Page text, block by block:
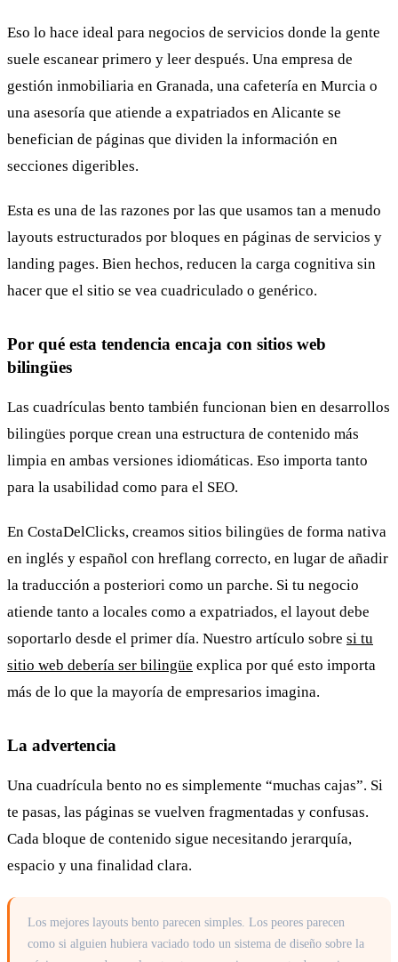
Eso lo hace ideal para negocios de servicios donde la gente
suele escanear primero y leer después. Una empresa de
gestión inmobiliaria en Granada, una cafetería en Murcia o
una asesoría que atiende a expatriados en Alicante se
benefician de páginas que dividen la información en
secciones digeribles.
Esta es una de las razones por las que usamos tan a menudo
layouts estructurados por bloques en páginas de servicios y
landing pages. Bien hechos, reducen la carga cognitiva sin
hacer que el sitio se vea cuadriculado o genérico.
Por qué esta tendencia encaja con sitios web
bilingües
Las cuadrículas bento también funcionan bien en desarrollos
bilingües porque crean una estructura de contenido más
limpia en ambas versiones idiomáticas. Eso importa tanto
para la usabilidad como para el SEO.
En CostaDelClicks, creamos sitios bilingües de forma nativa
en inglés y español con hreflang correcto, en lugar de añadir
la traducción a posteriori como un parche. Si tu negocio
atiende tanto a locales como a expatriados, el layout debe
soportarlo desde el primer día. Nuestro artículo sobre si tu
sitio web debería ser bilingüe explica por qué esto importa
más de lo que la mayoría de empresarios imagina.
La advertencia
Una cuadrícula bento no es simplemente “muchas cajas”. Si
te pasas, las páginas se vuelven fragmentadas y confusas.
Cada bloque de contenido sigue necesitando jerarquía,
espacio y una finalidad clara.
Los mejores layouts bento parecen simples. Los peores parecen
como si alguien hubiera vaciado todo un sistema de diseño sobre la